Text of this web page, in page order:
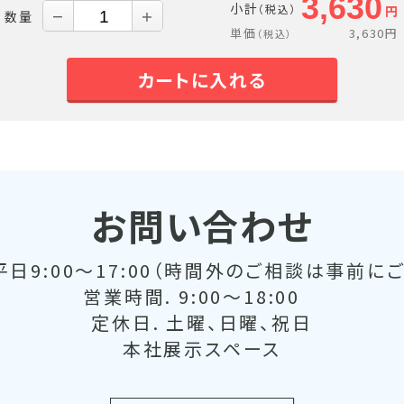
数量 － ＋ 小計（税込） 3,630 円
単価 （税込） 3,630円
カートに入れる
お問い合わせ
9:00～17:00（時間外のご相談は事前にご
営業時間. 9:00～18:00
定休日. 土曜、日曜、祝日
本社展示スペース